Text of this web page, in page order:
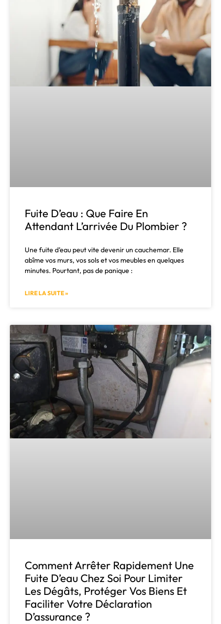
Fuite D’eau : Que Faire En
Attendant L’arrivée Du Plombier ?
Une fuite d’eau peut vite devenir un cauchemar. Elle
abîme vos murs, vos sols et vos meubles en quelques
minutes. Pourtant, pas de panique :
LIRE LA SUITE »
Comment Arrêter Rapidement Une
Fuite D’eau Chez Soi Pour Limiter
Les Dégâts, Protéger Vos Biens Et
Faciliter Votre Déclaration
D’assurance ?